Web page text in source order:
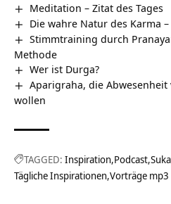
Meditation – Zitat des Tages
Die wahre Natur des Karma
Stimmtraining durch
Methode
Wer ist Durga?
Aparigraha, die
wollen
TAGGED: Inspiration Podcast
Tägliche Inspirationen Vorträge mp3